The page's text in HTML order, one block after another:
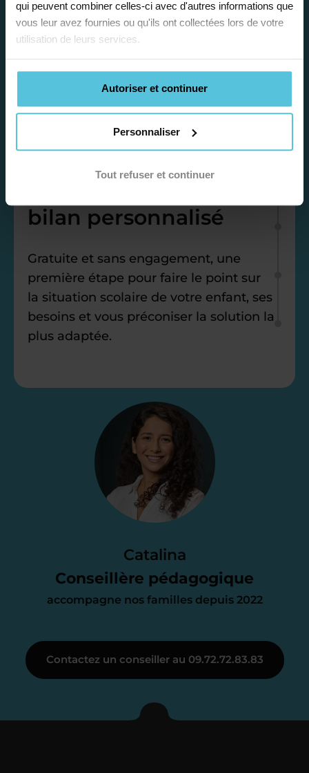
qui peuvent combiner celles-ci avec d'autres informations que
vous leur avez fournies ou qu'ils ont collectées lors de votre
utilisation de leurs services.
Autoriser et continuer
Personnaliser
Tout refuser et continuer
Catalina
Conseillère pédagogique
accompagne nos familles depuis 2022
bilan personnalisé
Gratuite et sans engagement, une
première étape pour faire le point sur
la situation scolaire de votre enfant, ses
besoins et vous préconiser la solution la
plus adaptée.
Étape 2
Je vous envoie une
proposition
d’accompagnement
parfait. À partir de maintenant nous
nous occupons de tout.
Je vous présente votre
enseignant sous 72
Contactez un conseiller au 09.72.72.83.83